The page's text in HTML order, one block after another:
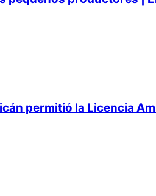
permitió la Licencia